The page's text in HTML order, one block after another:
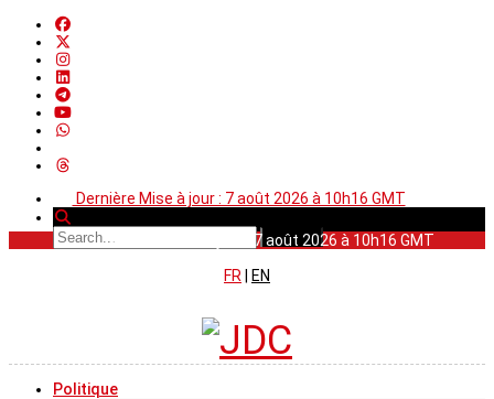
Dernière Mise à jour : 7 août 2026 à 10h16 GMT
Dernière Mise à jour : 7 août 2026 à 10h16 GMT
FR
EN
Politique